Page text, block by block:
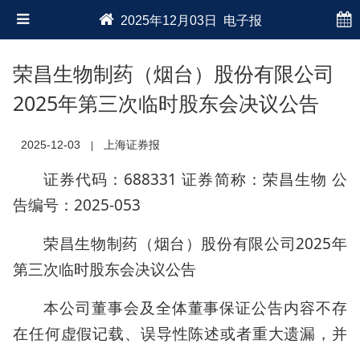
2025年12月03日 电子报
荣昌生物制药（烟台）股份有限公司
2025年第三次临时股东会决议公告
2025-12-03 上海证券报
证券代码：688331 证券简称：荣昌生物 公
告编号：2025-053
荣昌生物制药（烟台）股份有限公司2025年
第三次临时股东会决议公告
本公司董事会及全体董事保证公告内容不存
在任何虚假记载、误导性陈述或者重大遗漏，并